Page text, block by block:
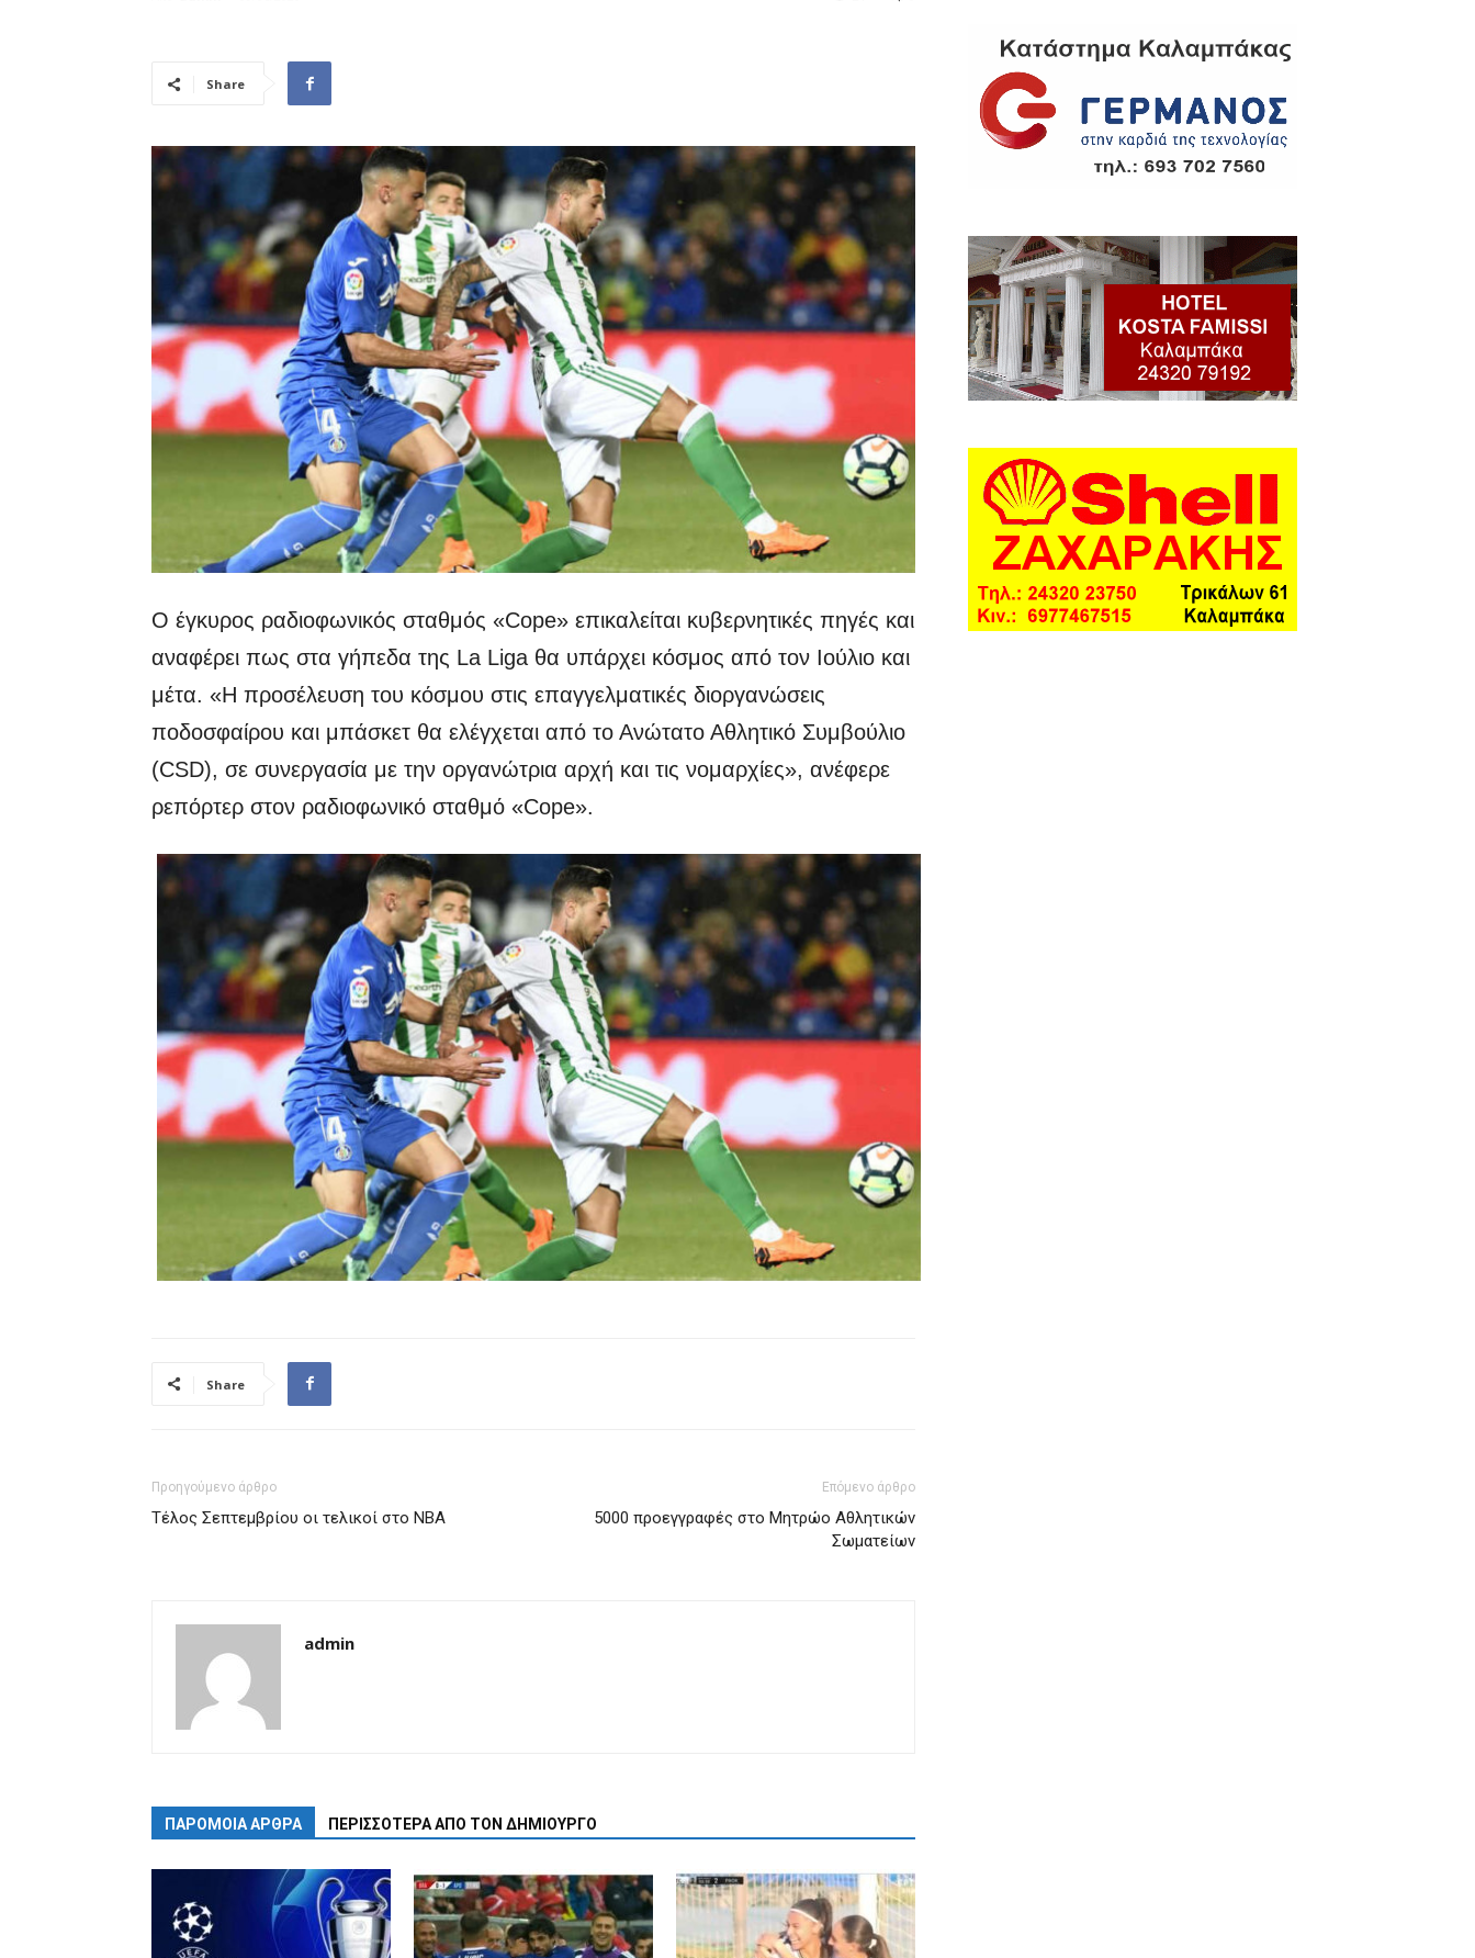
Share
Ο έγκυρος ραδιοφωνικός σταθμός «Cope» επικαλείται κυβερνητικές πηγές και
αναφέρει πως στα γήπεδα της La Liga θα υπάρχει κόσμος από τον Ιούλιο και
μέτα. «Η προσέλευση του κόσμου στις επαγγελματικές διοργανώσεις
ποδοσφαίρου και μπάσκετ θα ελέγχεται από το Ανώτατο Αθλητικό Συμβούλιο
(CSD), σε συνεργασία με την οργανώτρια αρχή και τις νομαρχίες», ανέφερε
ρεπόρτερ στον ραδιοφωνικό σταθμό «Cope».
Share
Προηγούμενο άρθρο
Τέλος Σεπτεμβρίου οι τελικοί στο ΝΒΑ
Επόμενο άρθρο
5000 προεγγραφές στο Μητρώο Αθλητικών
Σωματείων
admin
ΠΑΡΟΜΟΙΑ ΑΡΘΡΑ ΠΕΡΙΣΣΟΤΕΡΑ ΑΠΟ ΤΟΝ ΔΗΜΙΟΥΡΓΟ